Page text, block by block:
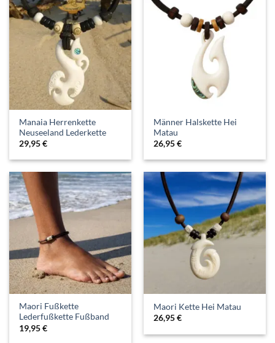
Manaia Herrenkette
Neuseeland Lederkette
29,95€
Männer Halskette Hei
Matau
26,95€
Maori Fußkette
Lederfußkette Fußband
19,95€
Maori Kette Hei Matau
26,95€